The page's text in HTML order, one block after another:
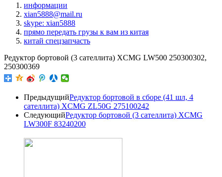
информации
xian5888@mail.ru
skype: xian5888
прямо передать грузы к вам из китая
китай спецзапчасть
Редуктор бортовой (3 сателлита) XCMG LW500 250300302,
250300369
ПредыдущийРедуктор бортовой в сборе (41 шл, 4
сателлита) XCMG ZL50G 275100242
СледующийРедуктор бортовой (3 сателлита) XCMG
LW300F 83240200